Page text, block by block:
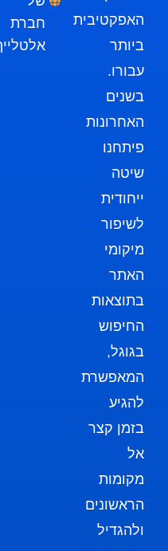
האפקטיבית
ביותר
עבורו.
בשנים
האחרונות
פיתחנו
שיטה
ייחודית
לשיפור
מיקומי
האתר
בתוצאות
החיפוש
בגוגל,
המאפשרת
להגיע
בזמן קצר
אל
מקומות
הראשונים
ולהגדיל
חברת